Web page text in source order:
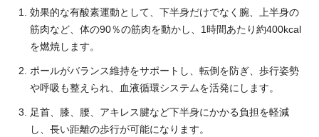
効果的な有酸素運動として、下半身だけでなく腕、上半身の
筋肉など、体の90％の筋肉を動かし、1時間あたり約400kcal
を燃焼します。
ポールがバランス維持をサポートし、転倒を防ぎ、歩行姿勢
や呼吸も整えられ、血液循環システムを活発にします。
足首、膝、腰、アキレス腱など下半身にかかる負担を軽減
し、長い距離の歩行が可能になります。